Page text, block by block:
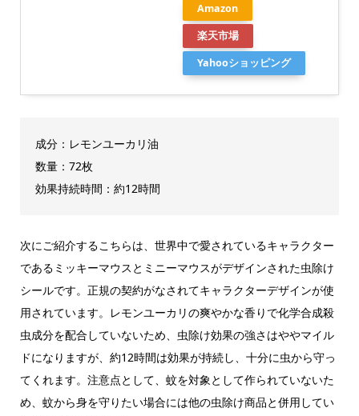
Amazon
楽天市場
Yahooショッピング
成分：レモンユーカリ油
数量：72枚
効果持続時間：約12時間
次にご紹介するこちらは、世界中で愛されているキャラクター
であるミッキーマウスとミニーマウスがデザインされた虫除け
シールです。正規の契約がなされてキャラクターデザインが使
用されています。レモンユーカリの爽やかな香りで化学合成殺
虫成分を配合していないため、虫除け効果の強さはややマイル
ドになりますが、約12時間は効果が持続し、十分に虫から守っ
てくれます。注意点として、蚊を対象として作られていないた
め、蚊から身を守りたい場合には他の虫除け商品と併用してい